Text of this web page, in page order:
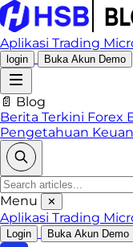
Aplikasi Trading
login Buka Akun Demo
📄 Blog
Berita Terkini Forex
Pengetahuan
Menu ✕
Aplikasi Trading
Login Buka Akun Demo